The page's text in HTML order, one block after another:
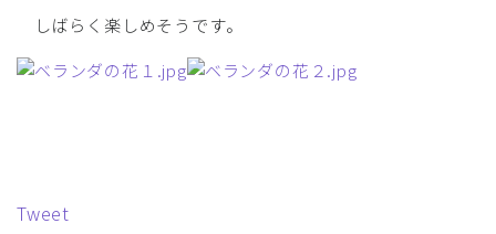
しばらく楽しめそうです。
Tweet